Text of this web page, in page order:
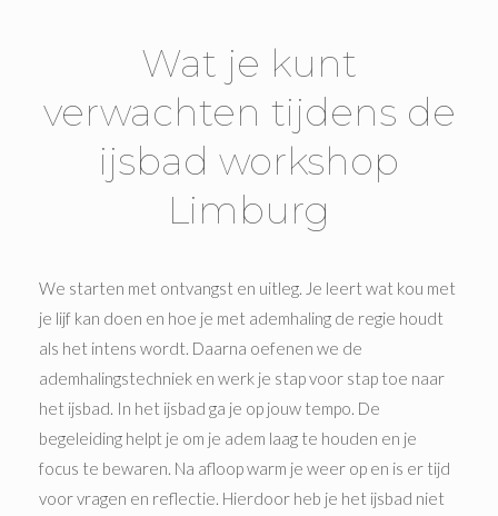
Wat je kunt
verwachten tijdens de
ijsbad workshop
Limburg
We starten met ontvangst en uitleg. Je leert wat kou met
je lijf kan doen en hoe je met ademhaling de regie houdt
als het intens wordt. Daarna oefenen we de
ademhalingstechniek en werk je stap voor stap toe naar
het ijsbad. In het ijsbad ga je op jouw tempo. De
begeleiding helpt je om je adem laag te houden en je
focus te bewaren. Na afloop warm je weer op en is er tijd
voor vragen en reflectie. Hierdoor heb je het ijsbad niet